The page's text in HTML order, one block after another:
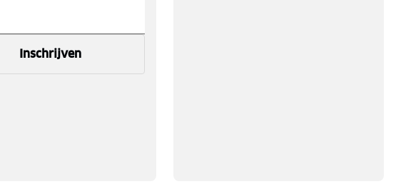
Inschrijven